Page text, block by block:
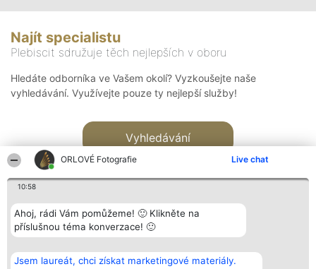
ORLOVÉ Fotografie Live chat
10:58
Ahoj, rádi Vám pomůžeme! 🙂 Klikněte na
příslušnou téma konverzace! 🙂
Jsem laureát, chci získat marketingové materiály.
Najít specialistu
Plebiscit sdružuje těch nejlepších v oboru
Hledáte odborníka ve Vašem okolí? Vyzkoušejte naše
vyhledávání. Využívejte pouze ty nejlepší služby!
Vyhledávání
Bright Side Solutions sp. z o.
o. sp. k.
Vítězové
Seznam všech
Kontakt